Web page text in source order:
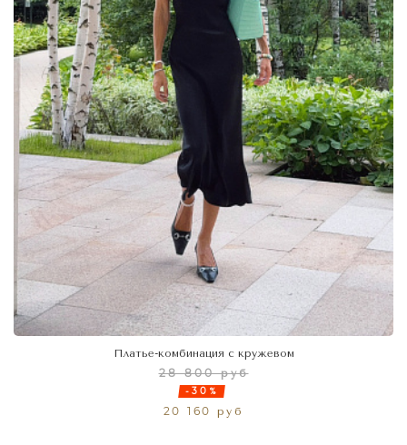
Платье-комбинация с кружевом
28 800 руб
-30%
20 160 руб